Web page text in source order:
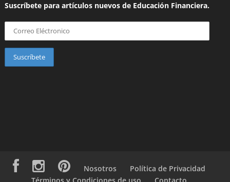
Suscríbete para artículos nuevos de Educación Financiera.
Nosotros
Política de Privacidad